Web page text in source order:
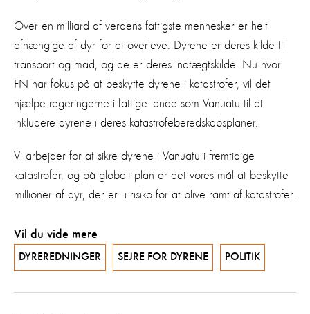
Over en milliard af verdens fattigste mennesker er helt
afhængige af dyr for at overleve. Dyrene er deres kilde til
transport og mad, og de er deres indtægtskilde. Nu hvor
FN har fokus på at beskytte dyrene i katastrofer, vil det
hjælpe regeringerne i fattige lande som Vanuatu til at
inkludere dyrene i deres katastrofeberedskabsplaner.
Vi arbejder for at sikre dyrene i Vanuatu i fremtidige
katastrofer, og på globalt plan er det vores mål at beskytte
millioner af dyr, der er i risiko for at blive ramt af katastrofer.
Vil du vide mere
DYREREDNINGER SEJRE FOR DYRENE POLITIK